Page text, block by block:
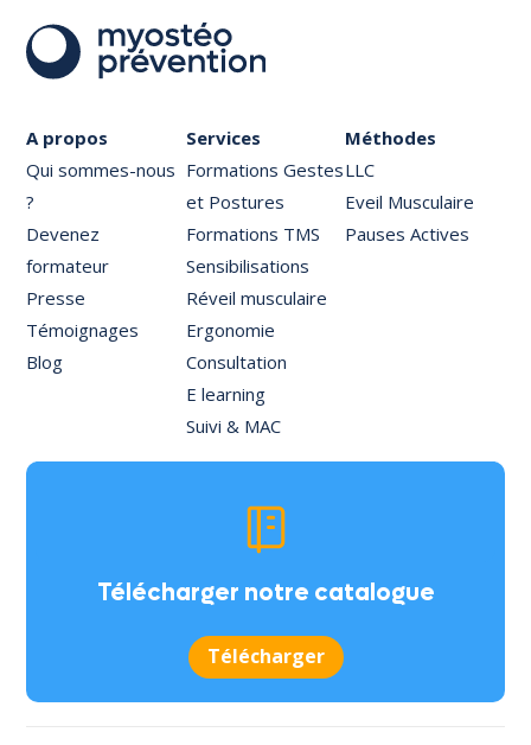
A propos
Qui sommes-nous
?
Devenez
formateur
Presse
Témoignages
Blog
Services
Formations Gestes
et Postures
Formations TMS
Sensibilisations
Réveil musculaire
Ergonomie
Consultation
E learning
Suivi & MAC
Méthodes
LLC
Eveil Musculaire
Pauses Actives
Télécharger notre catalogue
Télécharger